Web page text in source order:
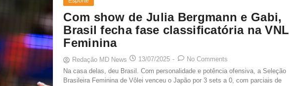
Com show de Julia Bergmann e Gabi,
Brasil fecha fase classificatória na VNL
Feminina
Redação MD News 13/07/2025 -
No Comments
Na casa delas, deu Brasil. Com personalidade e potência ofensiva, a Seleção
Brasileira Feminina de Vôlei venceu o Japão por 3 sets a 0, com parciais de